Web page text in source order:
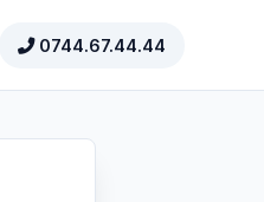
0744.67.44.44